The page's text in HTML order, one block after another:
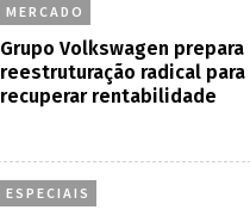
MERCADO
Grupo Volkswagen prepara
reestruturação radical para
recuperar rentabilidade
ESPECIAIS